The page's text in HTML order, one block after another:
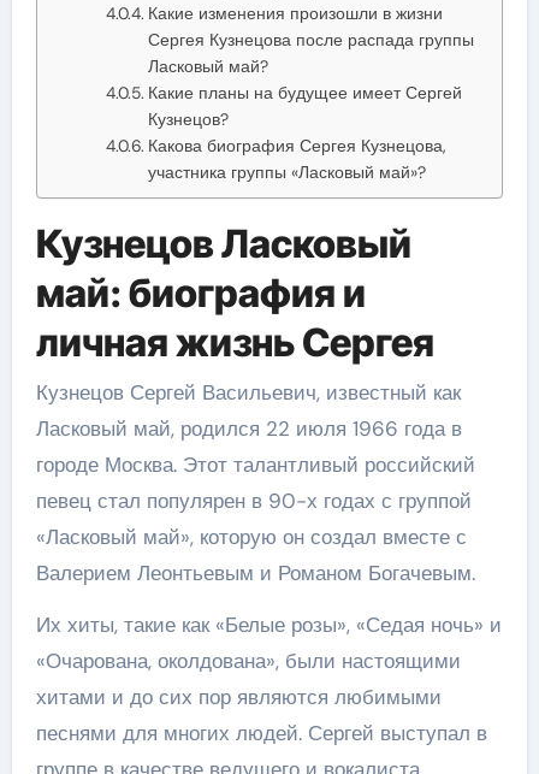
Какие изменения произошли в жизни
Сергея Кузнецова после распада группы
Ласковый май?
Какие планы на будущее имеет Сергей
Кузнецов?
Какова биография Сергея Кузнецова,
участника группы «Ласковый май»?
Кузнецов Ласковый
май: биография и
личная жизнь Сергея
Кузнецов Сергей Васильевич, известный как
Ласковый май, родился 22 июля 1966 года в
городе Москва. Этот талантливый российский
певец стал популярен в 90-х годах с группой
«Ласковый май», которую он создал вместе с
Валерием Леонтьевым и Романом Богачевым.
Их хиты, такие как «Белые розы», «Седая ночь» и
«Очарована, околдована», были настоящими
хитами и до сих пор являются любимыми
песнями для многих людей. Сергей выступал в